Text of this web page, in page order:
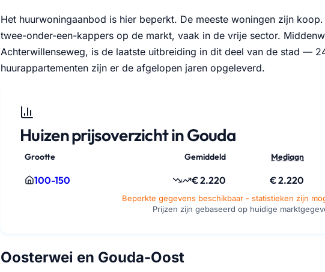
Het huurwoningaanbod is hier beperkt. De meeste woningen zijn
twee-onder-een-kappers op de markt, vaak in de vrije sector.
Achterwillenseweg, is de laatste uitbreiding in dit deel van de stad —
huurappartementen zijn er de afgelopen jaren opgeleverd.
Huizen prijsoverzicht in Gouda
Grootte Gemiddeld Mediaan
100-150 € 2.220 € 2.220
Beperkte gegevens beschikbaar - statistieken zijn
Prijzen zijn gebaseerd op huidige
Oosterwei en Gouda-Oost